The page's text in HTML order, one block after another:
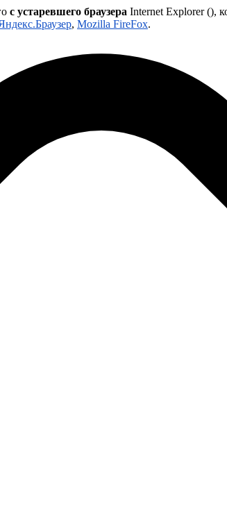
с устаревшего браузера Internet Explorer (),
, Mozilla FireFox.